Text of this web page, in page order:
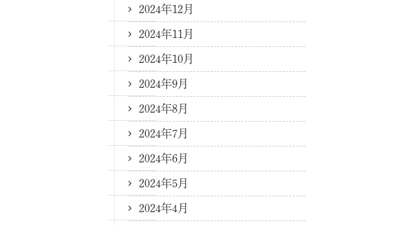
2024年12月
2024年11月
2024年10月
2024年9月
2024年8月
2024年7月
2024年6月
2024年5月
2024年4月